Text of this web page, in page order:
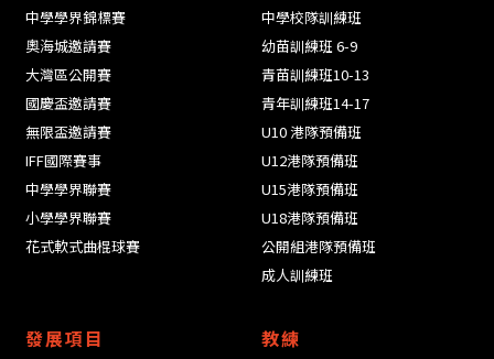
中學學界錦標賽
奧海城邀請賽
大灣區公開賽
國慶盃邀請賽
無限盃邀請賽
IFF國際賽事
中學學界聯賽
小學學界聯賽
花式軟式曲棍球賽
中學校隊訓練班
幼苗訓練班 6-9
青苗訓練班10-13
青年訓練班14-17
U10 港隊預備班
U12港隊預備班
U15港隊預備班
U18港隊預備班
公開組港隊預備班
成人訓練班
發展項目 教練